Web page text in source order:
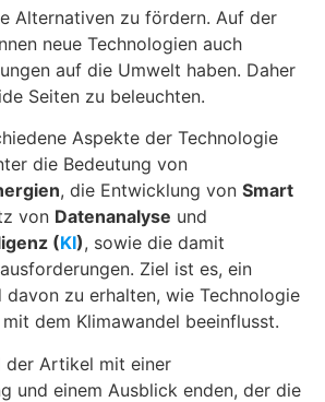
Alternativen zu fördern. Auf der
neue Technologien auch
auf die Umwelt haben. Daher
Seiten zu beleuchten.
Aspekte der Technologie
die Bedeutung von
, die Entwicklung von Smart
von Datenanalyse und
(KI), sowie die damit
Ziel ist es, ein
davon zu erhalten, wie Technologie
dem Klimawandel beeinflusst.
Artikel mit einer
und einem Ausblick enden, der die